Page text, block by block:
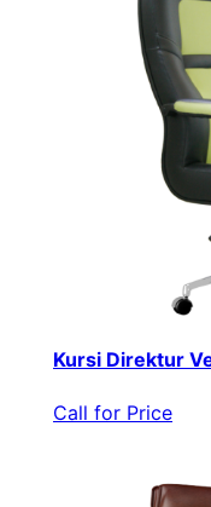
Kursi Direktur
Call for Price